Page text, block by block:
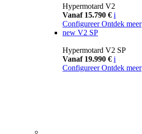
Hypermotard V2
Vanaf 15.790 € i
Configureer Ontdek meer
new V2 SP
Hypermotard V2 SP
Vanaf 19.990 € i
Configureer Ontdek meer